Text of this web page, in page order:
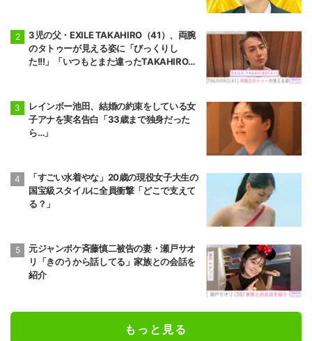
3児の父・EXILE TAKAHIRO（41）、両腕
のタトゥーが見える姿に「びっくりし
た!!!」「いつもとまた違ったTAKAHIROさ
レインボー池田、結婚の約束をしている女
子アナを実名告白「33歳まで独身だった
ら…」
「すごい水着やな」20歳の現役女子大生の
国宝級スタイルに全員衝撃「どこで支えて
る？」
元ジャンポケ斉藤慎二被告の妻・瀬戸サオ
リ「きのうから話してる」家族との会話を
紹介
もっと見る